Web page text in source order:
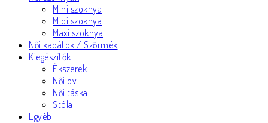
Mini szoknya
Midi szoknya
Maxi szoknya
Női kabátok / Szőrmék
Kiegészítők
Ékszerek
Női öv
Női táska
Stóla
Egyéb